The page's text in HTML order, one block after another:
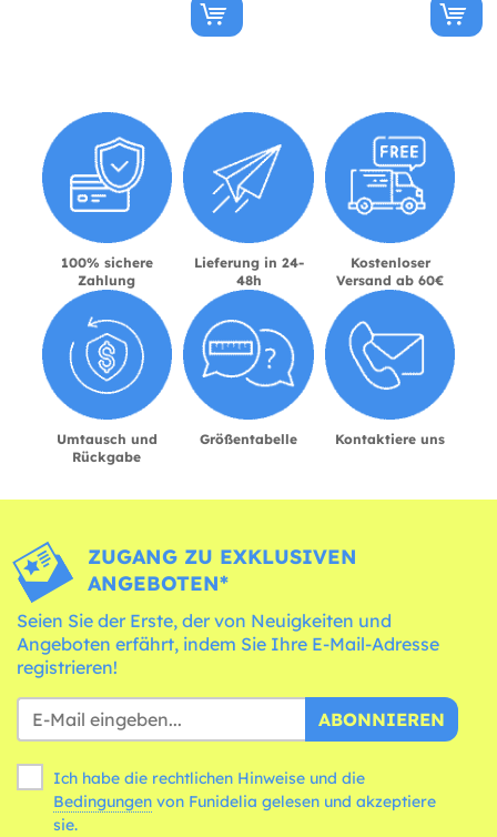
100% sichere
Zahlung
Lieferung in 24-
48h
Kostenloser
Versand ab 60€
Umtausch und
Rückgabe
Größentabelle Kontaktiere uns
ZUGANG ZU EXKLUSIVEN
ANGEBOTEN*
Seien Sie der Erste, der von Neuigkeiten und
Angeboten erfährt, indem Sie Ihre E-Mail-Adresse
registrieren!
ABONNIEREN
Ich habe die rechtlichen Hinweise und die
Bedingungen
sie.